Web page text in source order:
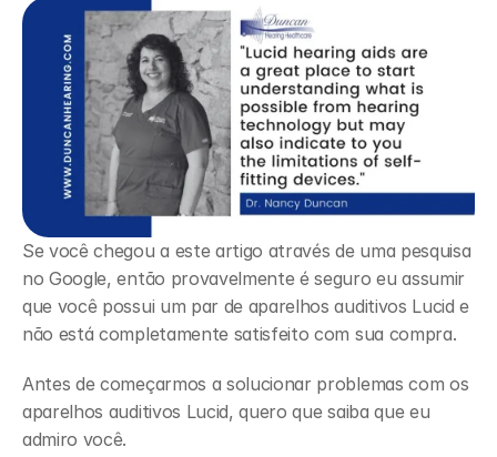
Se você chegou a este artigo através de uma pesquisa
no Google, então provavelmente é seguro eu assumir
que você possui um par de aparelhos auditivos Lucid e
não está completamente satisfeito com sua compra.
Antes de começarmos a solucionar problemas com os
aparelhos auditivos Lucid, quero que saiba que eu
admiro você.